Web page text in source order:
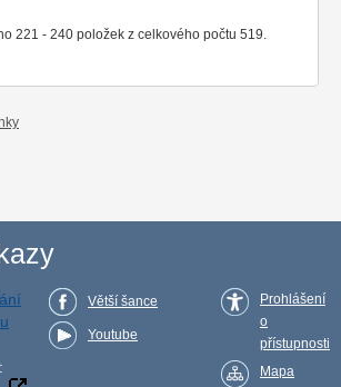
221 - 240 položek z celkového počtu 519.
Větší šance
Youtube
Prohlášení
o
přístupnosti
Mapa